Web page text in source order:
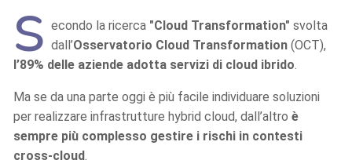
S econdo la ricerca "Cloud Transformation"svolta
dall’Osservatorio Cloud Transformation(OCT),
l’89% delle aziende adotta servizi di cloud ibrido.
Ma se da una parte oggi è più facile individuare soluzioni
per realizzare infrastrutture hybrid cloud, dall’altroè
sempre più complesso gestire i rischi in contesti
cross-cloud.